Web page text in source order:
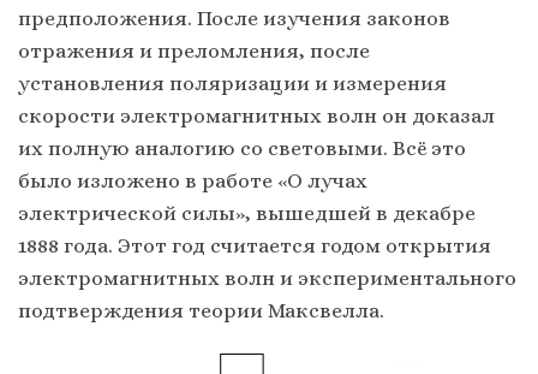
предположения. После изучения законов
отражения и преломления, после
установления поляризации и измерения
скорости электромагнитных волн он доказал
их полную аналогию со световыми. Всё это
было изложено в работе «О лучах
электрической силы», вышедшей в декабре
1888 года. Этот год считается годом открытия
электромагнитных волн и экспериментального
подтверждения теории Максвелла.